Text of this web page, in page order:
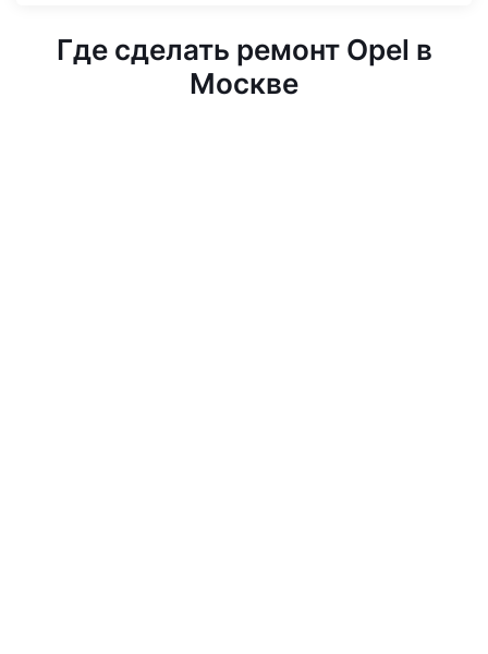
Где сделать ремонт Opel в
Москве